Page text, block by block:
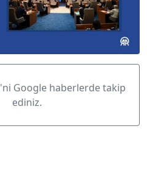
'ni Google haberlerde takip
ediniz.